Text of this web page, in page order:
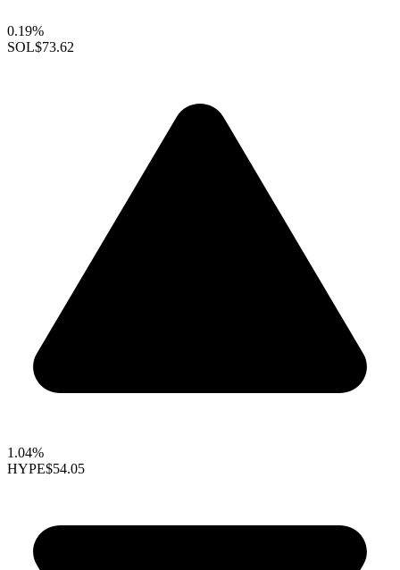
0.19%
SOL$73.62
1.04%
HYPE$54.05